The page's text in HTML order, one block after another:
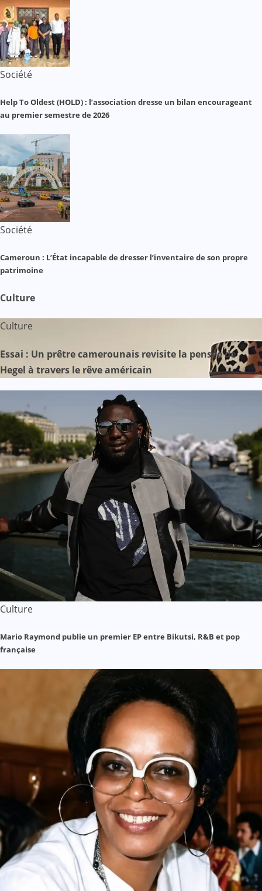
Société
Help To Oldest (HOLD) : l’association dresse un bilan encourageant
au premier semestre de 2026
Société
Cameroun : L’État incapable de dresser l’inventaire de son propre
patrimoine
Culture
Culture
Essai : Un prêtre camerounais revisite la pensée de
Hegel à travers le rêve américain
Culture
Mario Raymond publie un premier EP entre Bikutsi, R&B et pop
française